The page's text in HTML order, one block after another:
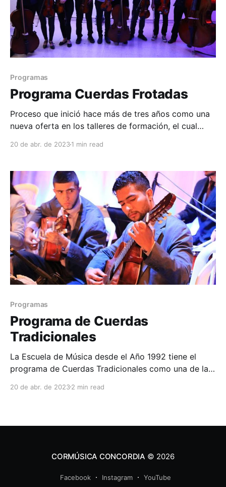
Programas
Programa Cuerdas Frotadas
Proceso que inició hace más de tres años como una
nueva oferta en los talleres de formación, el cual
más 30 estudiantes entre niños, jóvenes y
20 de abr. de 20231 min read
Programas
Programa de Cuerdas
Tradicionales
La Escuela de Música desde el Año 1992 tiene el
programa de Cuerdas Tradicionales como una de las
de la Institución, cuya formación en música popular
20 de abr. de 20232 min read
CORMÚSICA CONCORDIA © 2026
Facebook Instagram YouTube